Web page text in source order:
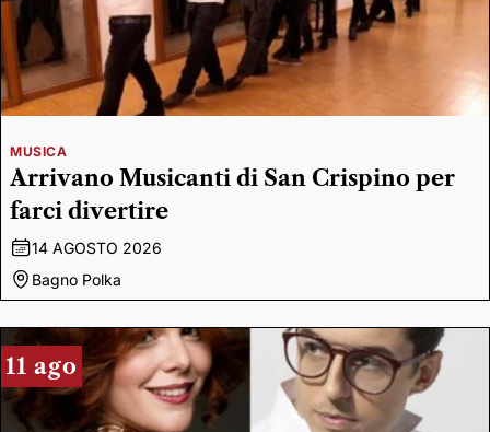
MUSICA
Arrivano Musicanti di San Crispino per
farci divertire
14 AGOSTO 2026
Bagno Polka
11 ago